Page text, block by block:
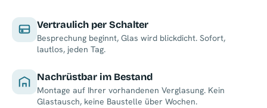
Vertraulich per Schalter
Besprechung beginnt, Glas wird blickdicht. Sofort,
lautlos, jeden Tag.
Nachrüstbar im Bestand
Montage auf Ihrer vorhandenen Verglasung. Kein
Glastausch, keine Baustelle über Wochen.